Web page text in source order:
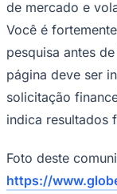
de mercado e
Você é
pesquisa antes
página deve ser
solicitação
indica resultados
Foto deste
https://